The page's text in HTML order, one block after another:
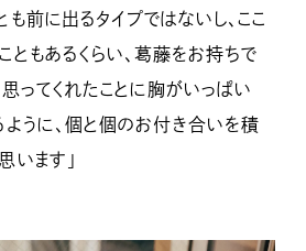
前に出るタイプではないし、ここ
ともあるくらい、葛藤をお持ちで
ってくれたことに胸がいっぱい
ように、個と個のお付き合いを積
います」